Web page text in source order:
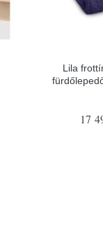
Lila
17